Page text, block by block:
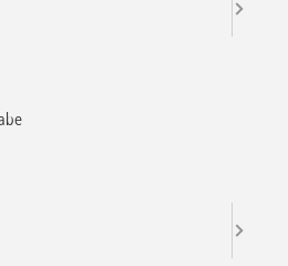
Olpe um ein neues Armaturenwerk mit
kontinuierliches Wachstum im
sei die maximale Auslastung der
in Werk I erreicht worden. Teile des
wurden bereits ausgelagert. Der
weitere Faktoren mit Hinblick auf die
Gebäudetechnik und
dringend erforderlich.